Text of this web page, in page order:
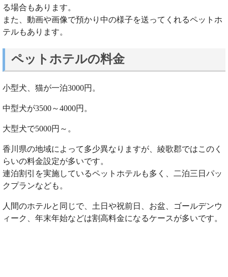
る場合もあります。
また、動画や画像で預かり中の様子を送ってくれるペットホ
テルもあります。
ペットホテルの料金
小型犬、猫が一泊3000円。
中型犬が3500～4000円。
大型犬で5000円～。
香川県の地域によって多少異なりますが、綾歌郡ではこのく
らいの料金設定が多いです。
連泊割引を実施しているペットホテルも多く、二泊三日パッ
クプランなども。
人間のホテルと同じで、土日や祝前日、お盆、ゴールデンウ
ィーク、年末年始などは割高料金になるケースが多いです。